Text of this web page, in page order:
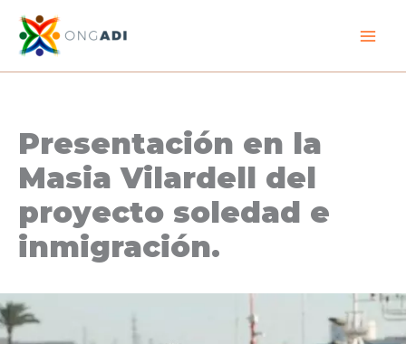
contenido
Presentación en la
Masia Vilardell del
proyecto soledad e
inmigración.